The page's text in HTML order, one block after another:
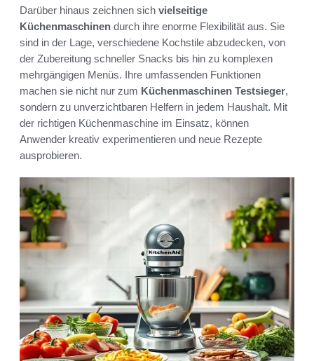
Darüber hinaus zeichnen sich vielseitige
Küchenmaschinen durch ihre enorme Flexibilität aus. Sie
sind in der Lage, verschiedene Kochstile abzudecken, von
der Zubereitung schneller Snacks bis hin zu komplexen
mehrgängigen Menüs. Ihre umfassenden Funktionen
machen sie nicht nur zum Küchenmaschinen Testsieger,
sondern zu unverzichtbaren Helfern in jedem Haushalt. Mit
der richtigen Küchenmaschine im Einsatz, können
Anwender kreativ experimentieren und neue Rezepte
ausprobieren.